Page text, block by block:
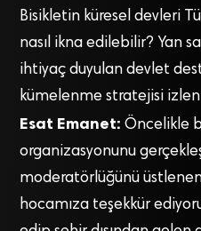
Bisikletin küresel devleri
nasıl ikna edilebilir? Yan
ihtiyaç duyulan devlet
kümelenme stratejisi
Esat Emanet: Öncelikle
organizasyonunu
moderatörlüğünü
hocamıza teşekkür